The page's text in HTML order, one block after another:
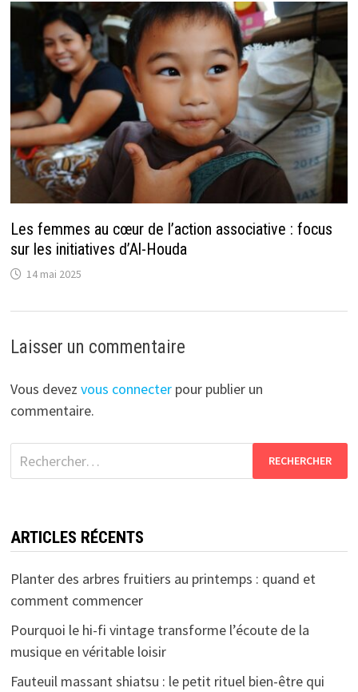
Les femmes au cœur de l’action associative : focus
sur les initiatives d’Al-Houda
14 mai 2025
Laisser un commentaire
Vous devez vous connecterpour publier un
commentaire.
Rechercher :
ARTICLES RÉCENTS
Planter des arbres fruitiers au printemps : quand et
comment commencer
Pourquoi le hi-fi vintage transforme l’écoute de la
musique en véritable loisir
Fauteuil massant shiatsu : le petit rituel bien-être qui